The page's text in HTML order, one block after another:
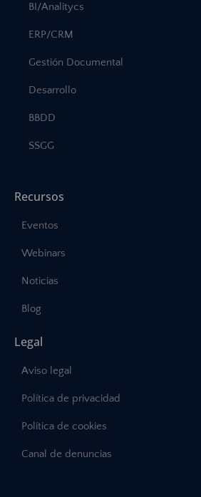
BI/Analitycs
ERP/CRM
Gestión Documental
Desarrollo
BBDD
SSGG
Recursos
Eventos
Webinars
Noticias
Blog
Legal
Aviso legal
Política de privacidad
Política de cookies
Canal de denuncias